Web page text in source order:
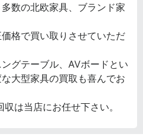
数の北欧家具、ブランド家
格で買い取りさせていただ
グテーブル、AVボードとい
大型家具の買取も喜んでお
は当店にお任せ下さい。